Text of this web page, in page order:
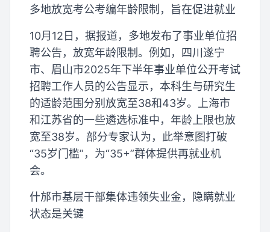
多地放宽考公考编年龄限制，旨在促进就业
10月12日，据报道，多地发布了事业单位招
聘公告，放宽年龄限制。例如，四川遂宁
市、眉山市2025年下半年事业单位公开考试
招聘工作人员的公告显示，本科生与研究生
的适龄范围分别放宽至38和43岁。上海市
和江苏省的一些遴选标准中，年龄上限也放
宽至38岁。部分专家认为，此举意图打破
“35岁门槛”，为“35+”群体提供再就业机
会。
什邡市基层干部集体违领失业金，隐瞒就业
状态是关键